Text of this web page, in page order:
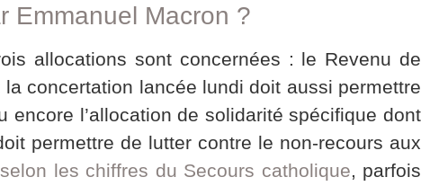
Emmanuel Macron ?
allocations sont concernées : le Revenu de
concertation lancée lundi doit aussi permettre
encore l’allocation de solidarité spécifique dont
permettre de lutter contre le non-recours aux
selon les chiffres du Secours catholique , parfois